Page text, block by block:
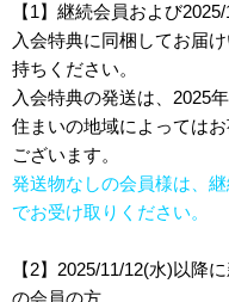
【1】継続会員および
入会特典に同梱してお届
持ちください。
入会特典の発送は、2025
住まいの地域によっては
ございます。
発送物なしの会員様は、
でお受け取りください。
【2】2025/11/12(水)以降
の会員の方